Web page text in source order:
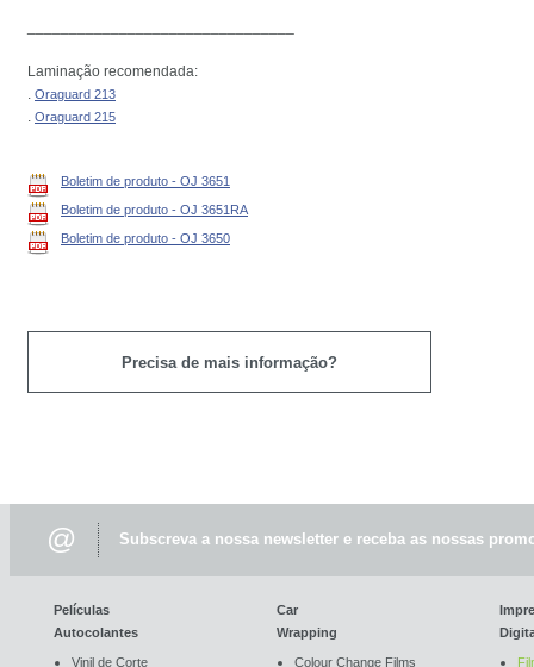
Laminação recomendada:
. Oraguard 213
. Oraguard 215
Boletim de produto - OJ 3651
Boletim de produto - OJ 3651RA
Boletim de produto - OJ 3650
Precisa de mais informação?
@ Subscreva a nossa newsletter e receba as nossas
Películas
Autocolantes
Vinil de Corte
Car
Wrapping
Colour Change Films